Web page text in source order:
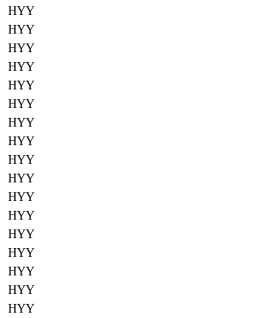
HYY
HYY
HYY
HYY
HYY
HYY
HYY
HYY
HYY
HYY
HYY
HYY
HYY
HYY
HYY
HYY
HYY